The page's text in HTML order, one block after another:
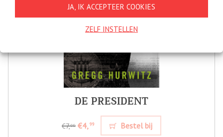
JA, IK ACCEPTEER COOKIES
ZELF INSTELLEN
DE PRESIDENT
€7,99 €4,99 Bestel bij